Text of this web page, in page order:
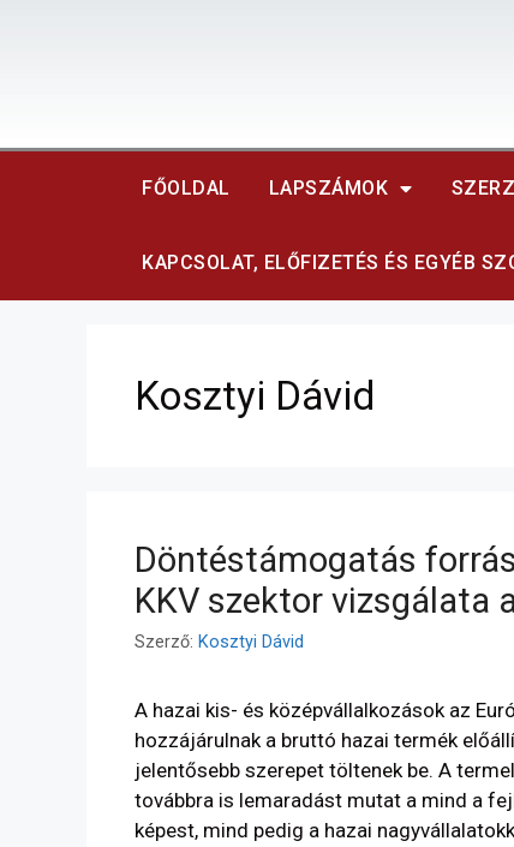
FŐOLDAL LAPSZÁMOK
KAPCSOLAT, ELŐFIZETÉS ÉS EGYÉB
Kosztyi Dávid
Döntéstámogatás
KKV szektor vizsgálata
Szerző: Kosztyi Dávid
A hazai kis- és középvállalkozások az
hozzájárulnak a bruttó hazai termék
jelentősebb szerepet töltenek be. A
továbbra is lemaradást mutat a mind a
képest, mind pedig a hazai